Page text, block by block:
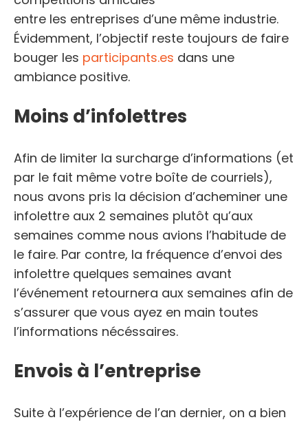
entre les entreprises d’une même industrie.
Évidemment, l’objectif reste toujours de faire
bouger les participants.es dans une
ambiance positive.
Moins d’infolettres
Afin de limiter la surcharge d’informations (et
par le fait même votre boîte de courriels),
nous avons pris la décision d’acheminer une
infolettre aux 2 semaines plutôt qu’aux
semaines comme nous avions l’habitude de
le faire. Par contre, la fréquence d’envoi des
infolettre quelques semaines avant
l’événement retournera aux semaines afin de
s’assurer que vous ayez en main toutes
l’informations nécéssaires.
Envois à l’entreprise
Suite à l’expérience de l’an dernier, on a bien